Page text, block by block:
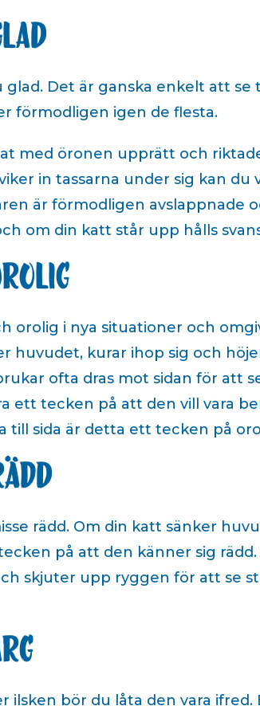
glad. Det är ganska enkelt att
förmodligen igen de flesta.
med öronen upprätt och
in tassarna under sig kan du
är förmodligen avslappnade
om din katt står upp hålls
orolig i nya situationer och
huvudet, kurar ihop sig och
ofta dras mot sidan för att
ett tecken på att den vill vara
till sida är detta ett tecken på
rädd. Om din katt sänker
på att den känner sig
skjuter upp ryggen för att se
ilsken bör du låta den vara